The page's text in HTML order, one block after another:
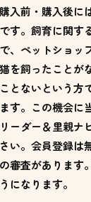
入前・購入後に
す。飼育に関す
、ペットショッ
を飼ったことが
とないという方
す。この機会に
ーダー＆里親ナ
い。会員登録
審査があります
になります。